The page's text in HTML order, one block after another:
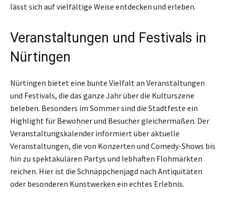
lässt sich auf vielfältige Weise entdecken und erleben.
Veranstaltungen und Festivals in
Nürtingen
Nürtingen bietet eine bunte Vielfalt an Veranstaltungen
und Festivals, die das ganze Jahr über die Kulturszene
beleben. Besonders im Sommer sind die Stadtfeste ein
Highlight für Bewohner und Besucher gleichermaßen. Der
Veranstaltungskalender informiert über aktuelle
Veranstaltungen, die von Konzerten und Comedy-Shows bis
hin zu spektakulären Partys und lebhaften Flohmärkten
reichen. Hier ist die Schnäppchenjagd nach Antiquitäten
oder besonderen Kunstwerken ein echtes Erlebnis.